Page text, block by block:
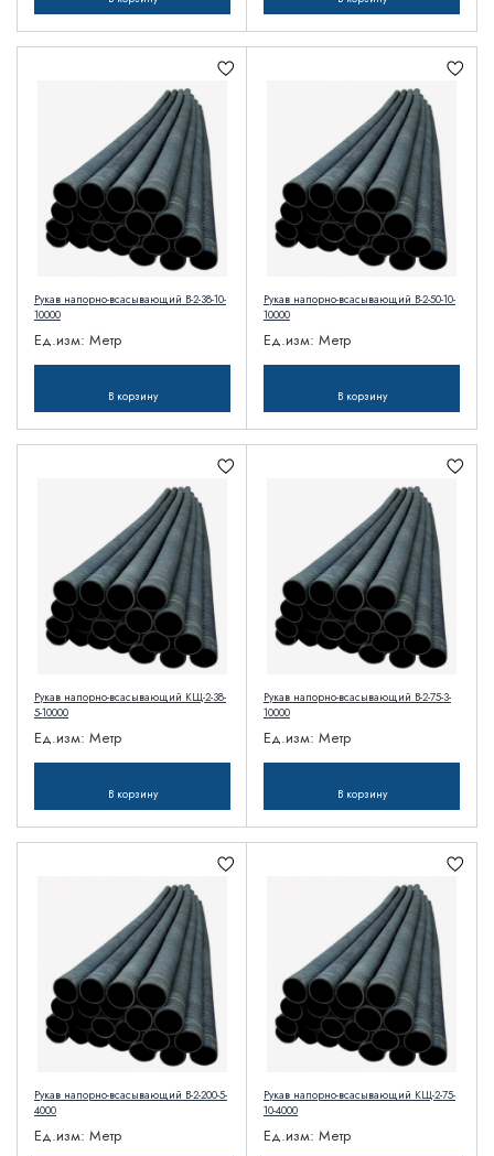
Рукав напорно-всасывающий В-2-38-10-
10000
Ед.изм: Метр
В корзину
Рукав напорно-всасывающий В-2-50-10-
10000
Ед.изм: Метр
В корзину
Рукав напорно-всасывающий КЩ-2-38-
5-10000
Ед.изм: Метр
В корзину
Рукав напорно-всасывающий В-2-75-3-
10000
Ед.изм: Метр
В корзину
Рукав напорно-всасывающий В-2-200-5-
4000
Ед.изм: Метр
Рукав напорно-всасывающий КЩ-2-75-
10-4000
Ед.изм: Метр